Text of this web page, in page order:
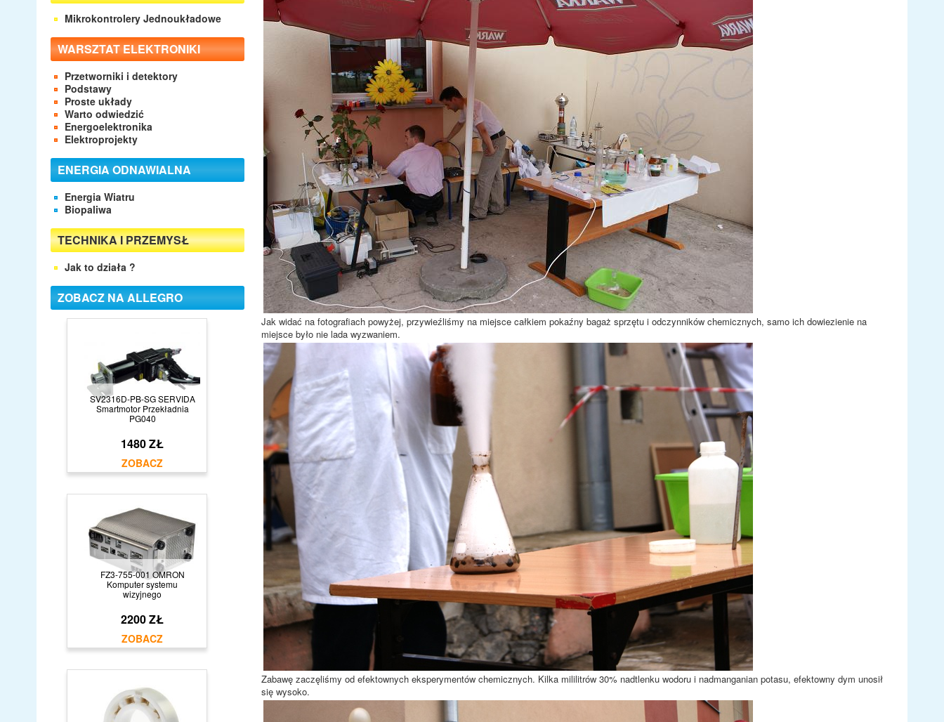
Mikrokontrolery Jednoukładowe
WARSZTAT ELEKTRONIKI
Przetworniki i detektory
Podstawy
Proste układy
Warto odwiedzić
Energoelektronika
Elektroprojekty
ENERGIA ODNAWIALNA
Energia Wiatru
Biopaliwa
TECHNIKA I PRZEMYSŁ
Jak to działa ?
ZOBACZ NA ALLEGRO
SV2316D-PB-SG SERVIDA
Smartmotor Przekładnia
PG040
1480 ZŁ
FZ3-755-001 OMRON
Komputer systemu
wizyjnego
2200 ZŁ
Jak widać na fotografiach powyżej, przywieźliśmy na miejsce całkiem pokaźny bagaż sprzętu i odczynników chemicznych, samo ich dowiezienie na
miejsce było nie lada wyzwaniem.
Zabawę zaczęliśmy od efektownych eksperymentów chemicznych. Kilka mililitrów 30% nadtlenku wodoru i nadmanganian potasu, efektowny dym unosił
się wysoko.